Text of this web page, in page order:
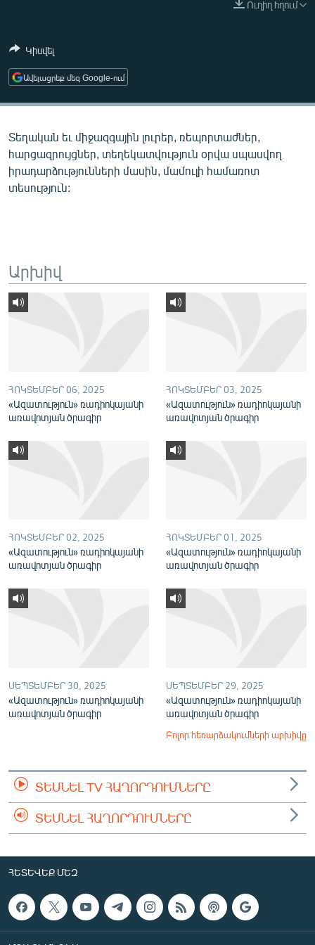
ՄԵԿՆԱԲԱՆՈՒԹՅՈՒՆ
ԿՈՐՈՆԱՎԻՐՈՒՍ
ԱՐԽԻՎ
ՏԵՍԱՆՅՈՒԹԵՐ
ՓՈԴՔԱՍԹ
Հայերեն
ՀԵՏԵՎԵՔ ՄԵԶ
Ուղիղ հղում
Կիսվել
Ավելացրեք մեզ Google-ում
Տեղական եւ միջազգային լուրեր, ռեպորտաժներ,
հարցազրույցներ, տեղեկատվություն օրվա սպասվող
իրադարձությունների մասին, մամուլի համառոտ
տեսություն:
Արխիվ
ՀՈԿՏԵՄԲԵՐ 06, 2025
«Ազատություն» ռադիոկայանի
առավոտյան ծրագիր
ՀՈԿՏԵՄԲԵՐ 03, 2025
«Ազատություն» ռադիոկայանի
առավոտյան ծրագիր
ՀՈԿՏԵՄԲԵՐ 02, 2025
«Ազատություն» ռադիոկայանի
առավոտյան ծրագիր
ՀՈԿՏԵՄԲԵՐ 01, 2025
«Ազատություն» ռադիոկայանի
առավոտյան ծրագիր
ՍԵՊՏԵՄԲԵՐ 30, 2025
«Ազատություն» ռադիոկայանի
առավոտյան ծրագիր
ՍԵՊՏԵՄԲԵՐ 29, 2025
«Ազատություն» ռադիոկայանի
առավոտյան ծրագիր
Բոլոր հեռարձակումների արխիվը
ՏԵՍՆԵԼ TV ՀԱՂՈՐԴՈՒՄՆԵՐԸ
ՏԵՍՆԵԼ ՀԱՂՈՐԴՈՒՄՆԵՐԸ
ՀԵՏԵՎԵՔ ՄԵԶ